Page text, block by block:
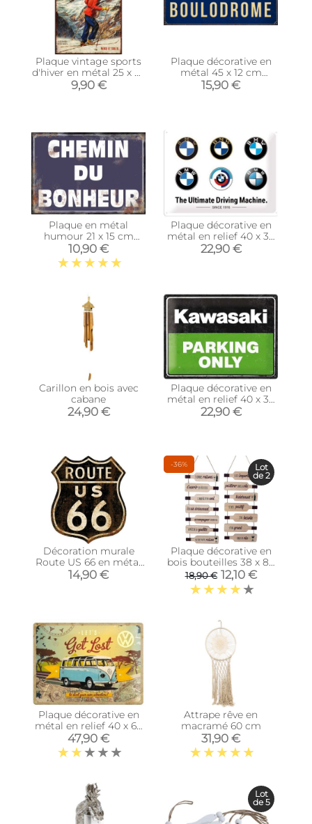
Plaque vintage sports
d'hiver en métal 25 x 33
cm (Ski de fond)
9,90 €
Plaque décorative en
métal 45 x 12 cm
(Boulodrome)
15,90 €
Plaque en métal
humour 21 x 15 cm
(Chemin du bonheur)
10,90 €
Plaque décorative en
métal en relief 40 x 30
cm (BMW - Logo
Evolution)
22,90 €
Carillon en bois avec
cabane
24,90 €
Plaque décorative en
métal en relief 40 x 30
cm (Kawasaki -
Parking Only)
22,90 €
Décoration murale
Route US 66 en métal
30 x 35 cm
14,90 €
-36%
Plaque décorative en
bois bouteilles 38 x 85
cm (Lot de 2)
18,90 € 12,10 €
Lot
de 2
Plaque décorative en
métal en relief 40 x 60
cm (Van VW)
47,90 €
Attrape rêve en
macramé 60 cm
31,90 €
Lot
de 5